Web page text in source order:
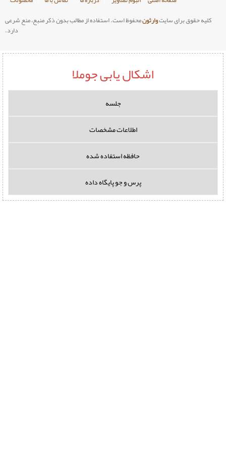
وارثونمحفوظ است. استفاده از مطالب بدون ذکر منبع، منع شرعی
اشکال یابی جوملا